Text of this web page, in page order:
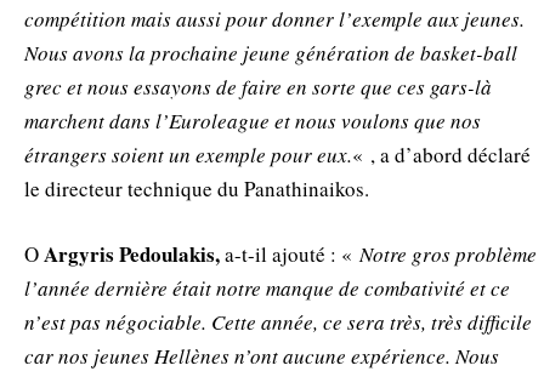
compétition mais aussi pour donner l’exemple aux jeunes.
Nous avons la prochaine jeune génération de basket-ball
grec et nous essayons de faire en sorte que ces gars-là
marchent dans l’Euroleague et nous voulons que nos
étrangers soient un exemple pour eux.« , a d’abord déclaré
le directeur technique du Panathinaikos.
ΟArgyris Pedoulakis,a-t-il ajouté : «Notre gros problème
l’année dernière était notre manque de combativité et ce
n’est pas négociable. Cette année, ce sera très, très difficile
car nos jeunes Hellènes n’ont aucune expérience. Nous